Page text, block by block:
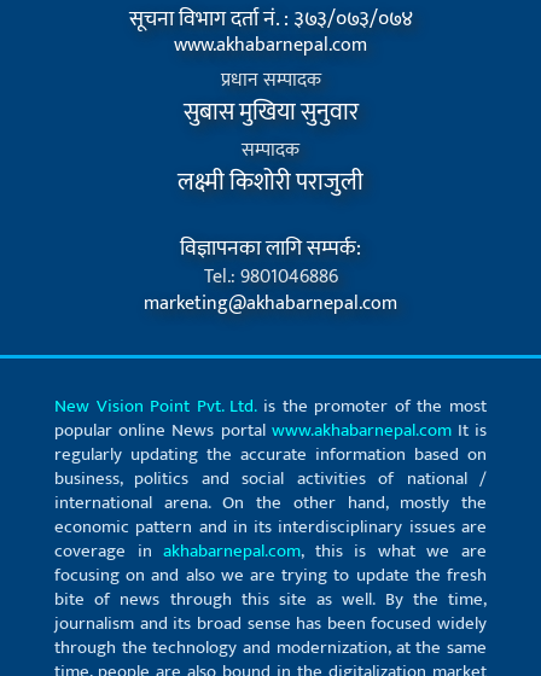
सूचना विभाग दर्ता नं. : ३७३/०७३/०७४
www.akhabarnepal.com
प्रधान सम्पादक
सुबास मुखिया सुनुवार
सम्पादक
लक्ष्मी किशोरी पराजुली
विज्ञापनका लागि सम्पर्क:
Tel.: 9801046886
marketing@akhabarnepal.com
New Vision Point Pvt. Ltd.is the promoter of the most
popular online News portal www.akhabarnepal.comIt is
regularly updating the accurate information based on
business, politics and social activities of national /
international arena. On the other hand, mostly the
economic pattern and in its interdisciplinary issues are
coverage inakhabarnepal.com, this is what we are
focusing on and also we are trying to update the fresh
bite of news through this site as well. By the time,
journalism and its broad sense has been focused widely
through the technology and modernization, at the same